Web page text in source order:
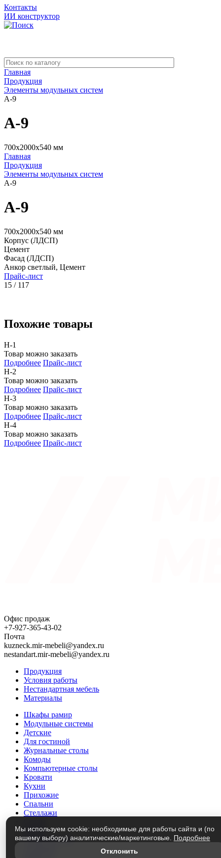
Контакты
ИИ конструктор
Главная
Продукция
Элементы модульных систем
А-9
А-9
700x2000x540 мм
Главная
Продукция
Элементы модульных систем
А-9
А-9
700x2000x540 мм
Корпус (ЛДСП)
Цемент
Фасад (ЛДСП)
Анкор светлый, Цемент
Прайс-лист
15 / 117
Похожие товары
Н-1
Товар можно заказать
Подробнее Прайс-лист
Н-2
Товар можно заказать
Подробнее Прайс-лист
Н-3
Товар можно заказать
Подробнее Прайс-лист
Н-4
Товар можно заказать
Подробнее Прайс-лист
Офис продаж
+7-927-365-43-02
Почта
kuzneck.mir-mebeli@yandex.ru
nestandart.mir-mebeli@yandex.ru
Продукция
Условия работы
Нестандартная мебель
Материалы
Шкафы рамир
Модульные системы
Детские
Для гостиной
Журнальные столы
Комоды
Компьютерные столы
Кровати
Кухни
Прихожие
Спальни
Стеллажи
Трюмо
Тумбы под ТВ
Мы используем cookie: необходимые для работы сайта и (по
вашему выбору) аналитические/маркетинговые. Подробнее
Отклонить